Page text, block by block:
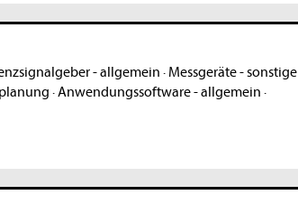
- allgemein · Messgeräte - sonstige
·Anwendungssoftware - allgemein ·